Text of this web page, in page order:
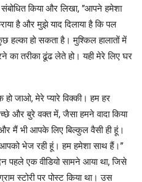
किया और लिखा, ”आपने हमेशा
है और मुझे याद दिलाया है कि पल
हल्का हो सकता है। मुश्किल हालातों में
का तरीका ढूंढ लेते हो। यही मेरे लिए घर
जाओ, मेरे प्यारे विक्की। हम हर
और बुरे वक्त में, जैसा हमने वादा किया
मैं भी आपके लिए बिल्कुल वैसी ही हूं।
आपको भेज रही हूं। हम हमेशा साथ हैं।”
पहले एक वीडियो सामने आया था, जिसे
स्टोरी पर पोस्ट किया था। उस